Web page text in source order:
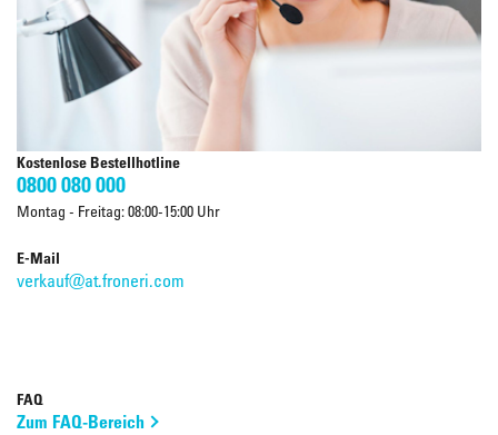
Kostenlose Bestellhotline
0800 080 000
Montag - Freitag: 08:00-15:00 Uhr
E-Mail
verkauf@at.froneri.com
FAQ
Zum FAQ-Bereich